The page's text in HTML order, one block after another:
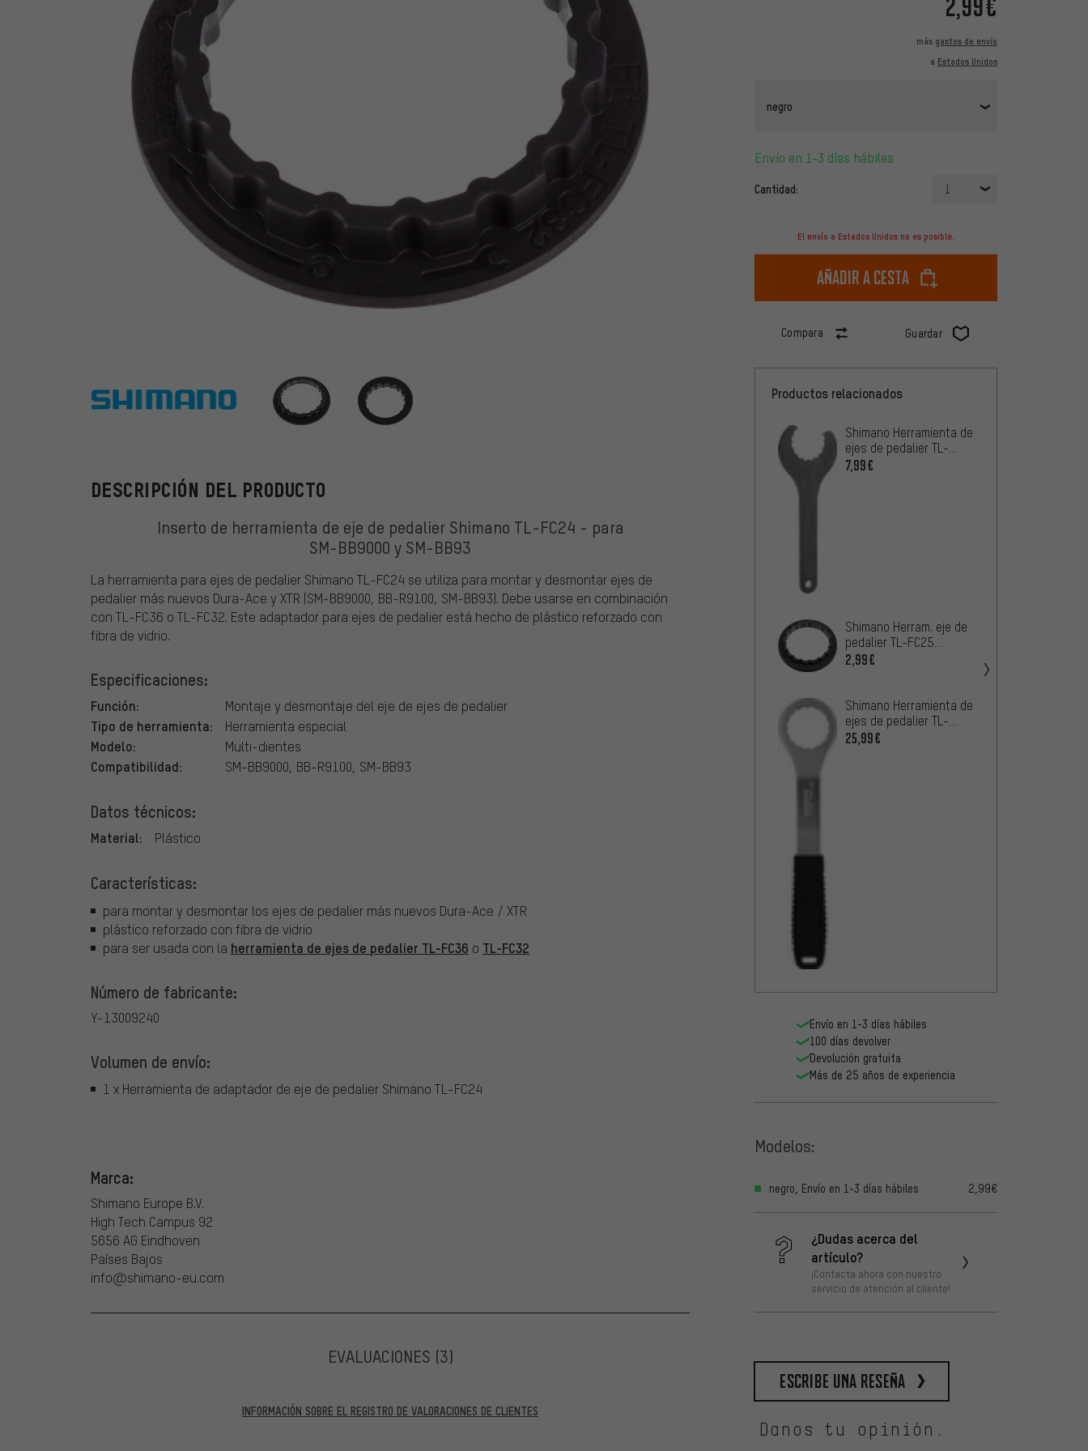
más gastos de envío
a Estados Unidos
negro
Envío en 1-3 días hábiles
Cantidad: 1
El envío a Estados Unidos no es posible.
Añadir a cesta
Compara Guardar
Shimano
DESCRIPCIÓN DEL PRODUCTO
Inserto de herramienta de eje de pedalier Shimano TL-FC24 - para
SM-BB9000 y SM-BB93
La herramienta para ejes de pedalier Shimano TL-FC24 se utiliza para montar y desmontar ejes de
pedalier más nuevos Dura-Ace y XTR (SM-BB9000, BB-R9100, SM-BB93). Debe usarse en combinación
con TL-FC36 o TL-FC32. Este adaptador para ejes de pedalier está hecho de plástico reforzado con
fibra de vidrio.
Especificaciones:
Función: Montaje y desmontaje del eje de ejes de pedalier
Tipo de herramienta: Herramienta especial
Modelo: Multi-dientes
Compatibilidad: SM-BB9000, BB-R9100, SM-BB93
Datos técnicos:
Material: Plástico
Características:
para montar y desmontar los ejes de pedalier más nuevos Dura-Ace / XTR
plástico reforzado con fibra de vidrio
para ser usada con la herramienta de ejes de pedalier TL-FC36 o TL-FC32
Número de fabricante:
Y-13009240
Volumen de envío:
1 x Herramienta de adaptador de eje de pedalier Shimano TL-FC24
Marca:
Shimano Europe B.V.
High Tech Campus 92
5656 AG Eindhoven
Países Bajos
info@shimano-eu.com
Productos relacionados
Shimano Herramienta de
ejes de pedalier TL-
FC32 Hollowtech II
7,99€
Shimano Herram. eje de
pedalier TL-FC25
Hollowtech II SM-
2,99€
Shimano Herramienta de
ejes de pedalier TL-
FC36 Hollowtech II
25,99€
Envío en 1-3 días hábiles
100 días devolver
Devolución gratuita
Más de 25 años de experiencia
Modelos:
negro, Envío en 1-3 días hábiles 2,99€
¿Dudas acerca del
artículo?
¡Contacta ahora con nuestro
servicio de atención al cliente!
EVALUACIONES (3)
INFORMACIÓN SOBRE EL REGISTRO DE VALORACIONES DE CLIENTES
escribe una reseña
Danos tu opinión.